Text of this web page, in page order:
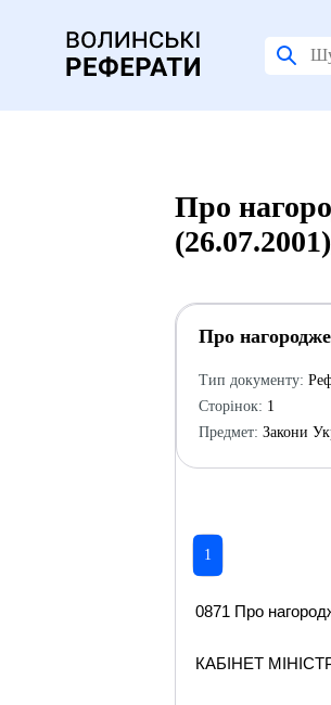
Про
Про
Тип документу:
Сторінок: 1
Предмет: Закони
1
0871 Про
КАБІНЕТ